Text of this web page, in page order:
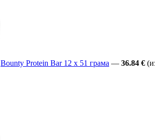
Bounty Protein Bar 12 x 51 грама — 36.84 €